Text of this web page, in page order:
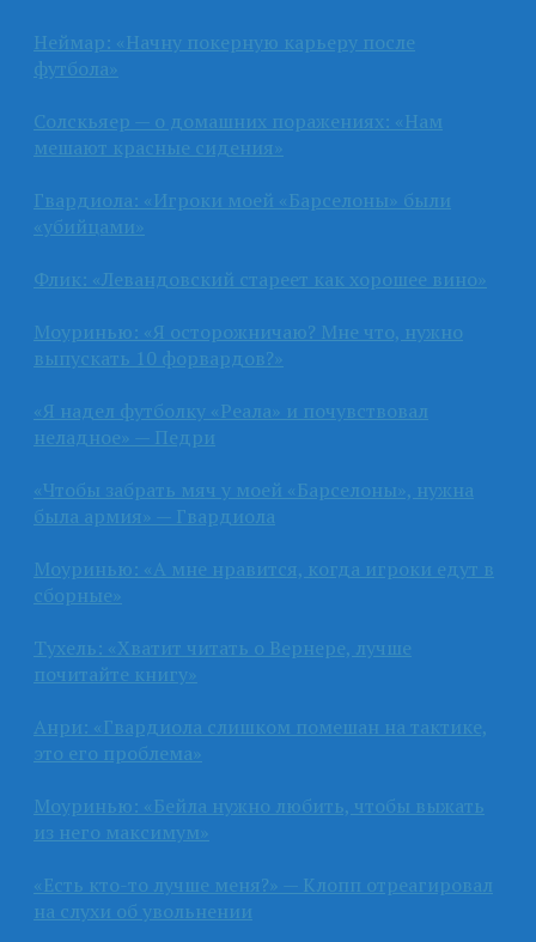
Неймар: «Начну покерную карьеру после
футбола»
Солскьяер — о домашних поражениях: «Нам
мешают красные сидения»
Гвардиола: «Игроки моей «Барселоны» были
«убийцами»
Флик: «Левандовский стареет как хорошее вино»
Моуринью: «Я осторожничаю? Мне что, нужно
выпускать 10 форвардов?»
«Я надел футболку «Реала» и почувствовал
неладное» — Педри
«Чтобы забрать мяч у моей «Барселоны», нужна
была армия» — Гвардиола
Моуринью: «А мне нравится, когда игроки едут в
сборные»
Тухель: «Хватит читать о Вернере, лучше
почитайте книгу»
Анри: «Гвардиола слишком помешан на тактике,
это его проблема»
Моуринью: «Бейла нужно любить, чтобы выжать
из него максимум»
«Есть кто-то лучше меня?» — Клопп отреагировал
на слухи об увольнении